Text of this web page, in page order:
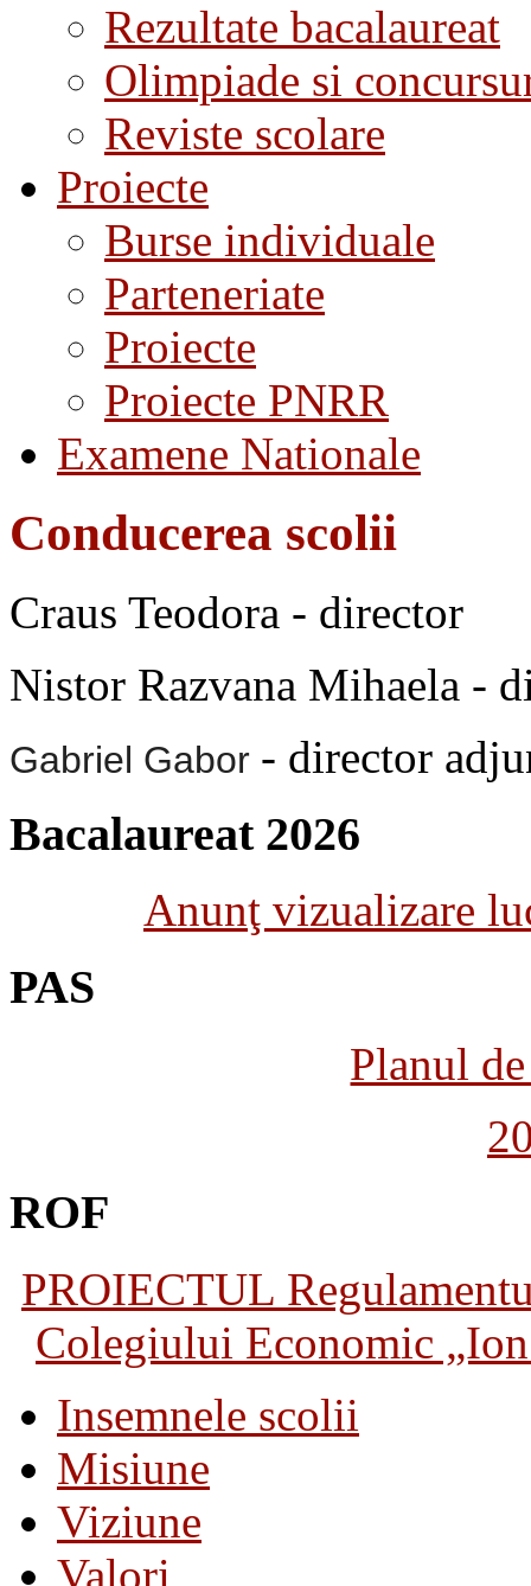
Rezultate bacalaureat
Olimpiade si
Reviste scolare
Proiecte
Burse individuale
Parteneriate
Proiecte
Proiecte PNRR
Examene Nationale
Conducerea scolii
Craus Teodora - director
Nistor Razvana Mihaela -
Gabriel Gabor - director
Bacalaureat 2026
Anunţ vizualizare
PAS
Planul
ROF
PROIECTUL
Colegiului Economic
Insemnele scolii
Misiune
Viziune
Valori